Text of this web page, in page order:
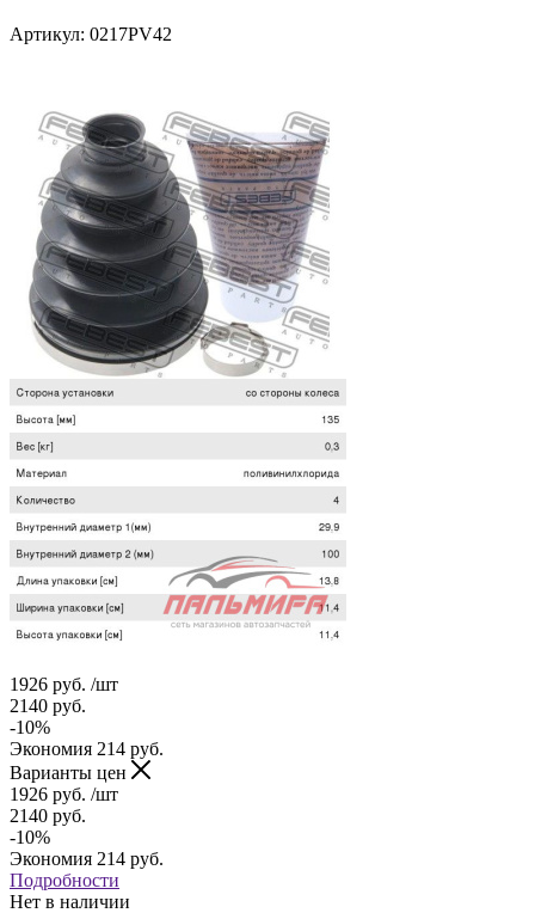
Артикул: 0217PV42
1926 руб. /шт
2140 руб.
-10%
Экономия 214 руб.
Варианты цен
1926 руб. /шт
2140 руб.
-10%
Экономия 214 руб.
Подробности
Нет в наличии